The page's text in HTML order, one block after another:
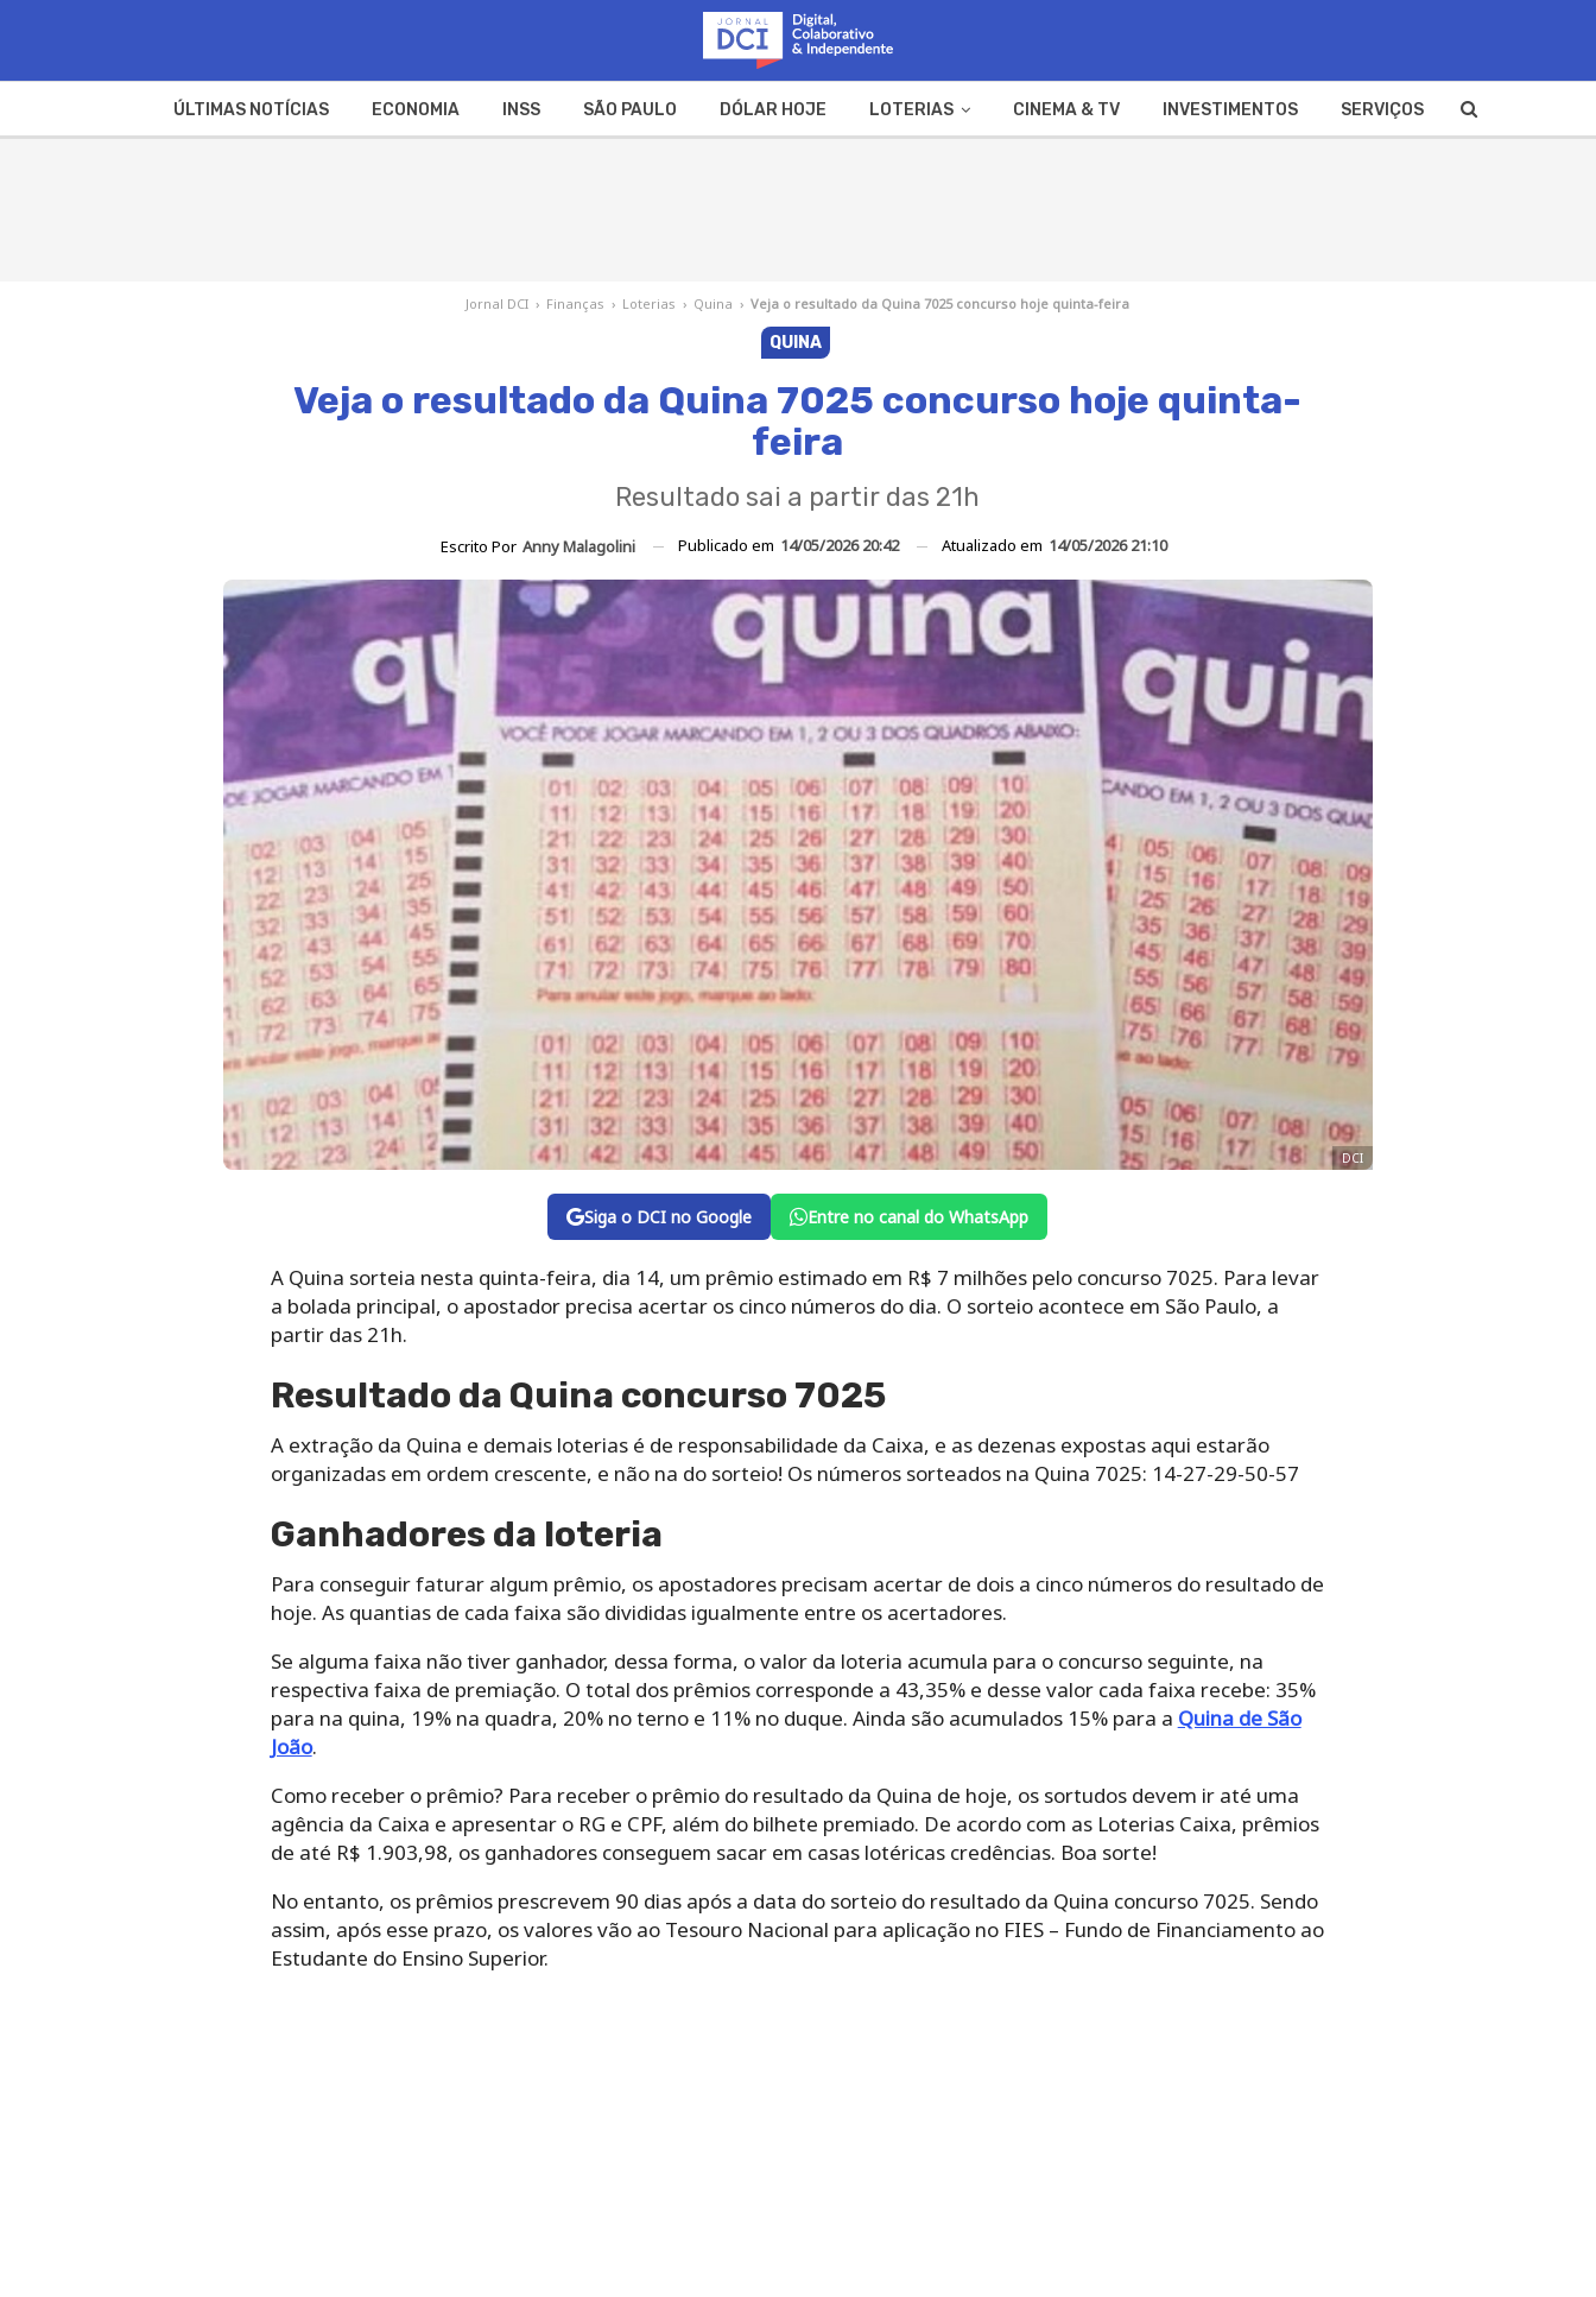
ÚLTIMAS NOTÍCIAS ECONOMIA INSS SÃO PAULO DÓLAR HOJE LOTERIAS CINEMA & TV INVESTIMENTOS SERVIÇOS
Jornal DCI › Finanças › Loterias › Quina › Veja o resultado da Quina 7025 concurso hoje quinta-feira
QUINA
Veja o resultado da Quina 7025 concurso hoje quinta-
feira
Resultado sai a partir das 21h
Escrito Por Anny Malagolini Publicado em 14/05/2026 20:42 Atualizado em 14/05/2026 21:10
DCI
Siga o DCI no Google Entre no canal do WhatsApp
A Quina sorteia nesta quinta-feira, dia 14, um prêmio estimado em R$ 7 milhões pelo concurso 7025. Para levar
a bolada principal, o apostador precisa acertar os cinco números do dia. O sorteio acontece em São Paulo, a
partir das 21h.
Resultado da Quina concurso 7025
A extração da Quina e demais loterias é de responsabilidade da Caixa, e as dezenas expostas aqui estarão
organizadas em ordem crescente, e não na do sorteio! Os números sorteados na Quina 7025: 14-27-29-50-57
Ganhadores da loteria
Para conseguir faturar algum prêmio, os apostadores precisam acertar de dois a cinco números do resultado de
hoje. As quantias de cada faixa são divididas igualmente entre os acertadores.
Se alguma faixa não tiver ganhador, dessa forma, o valor da loteria acumula para o concurso seguinte, na
respectiva faixa de premiação. O total dos prêmios corresponde a 43,35% e desse valor cada faixa recebe: 35%
para na quina, 19% na quadra, 20% no terno e 11% no duque. Ainda são acumulados 15% para a Quina de São
João.
Como receber o prêmio? Para receber o prêmio do resultado da Quina de hoje, os sortudos devem ir até uma
agência da Caixa e apresentar o RG e CPF, além do bilhete premiado. De acordo com as Loterias Caixa, prêmios
de até R$ 1.903,98, os ganhadores conseguem sacar em casas lotéricas credências. Boa sorte!
No entanto, os prêmios prescrevem 90 dias após a data do sorteio do resultado da Quina concurso 7025. Sendo
assim, após esse prazo, os valores vão ao Tesouro Nacional para aplicação no FIES – Fundo de Financiamento ao
Estudante do Ensino Superior.